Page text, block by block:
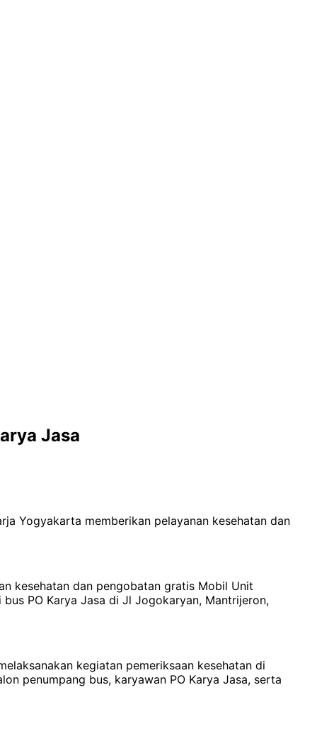
Jasa
Yogyakarta memberikan pelayanan kesehatan dan
kesehatan dan pengobatan gratis Mobil Unit
PO Karya Jasa di Jl Jogokaryan, Mantrijeron,
kegiatan pemeriksaan kesehatan di
penumpang bus, karyawan PO Karya Jasa, serta